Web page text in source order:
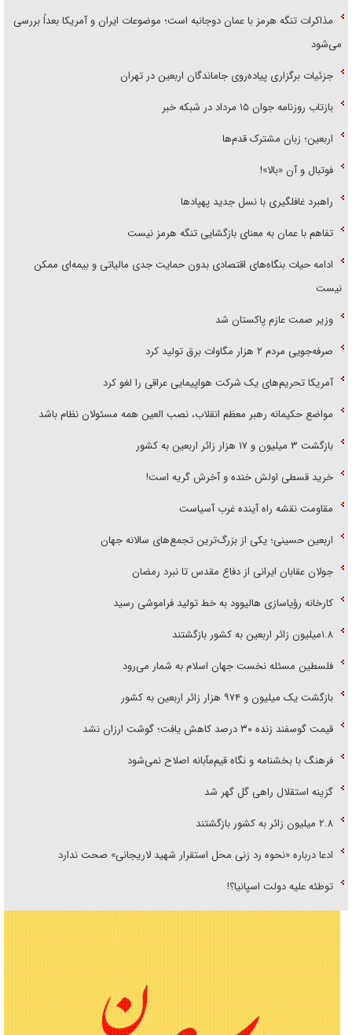
مذاکرات تنگه هرمز با عمان دوجانبه است؛ موضوعات ایران و آمریکا بعداً بررسی
می‌شود
جزئیات برگزاری پیاده‌روی جاماندگان اربعین در تهران
بازتاب روزنامه جوان ۱۵ مرداد در شبکه خبر
اربعین؛ زبان مشترک قدم‌ها
فوتبال و آن «بالا»!
راهبرد غافلگیری با نسل جدید پهپاد‌ها
تفاهم با عمان به معنای بازگشایی تنگه هرمز نیست
ادامه حیات بنگاه‌های اقتصادی بدون حمایت جدی مالیاتی و بیمه‌ای ممکن
نیست
وزیر صمت عازم پاکستان شد
صرفه‌جویی مردم ۲ هزار مگاوات برق تولید کرد
آمریکا تحریم‌های یک شرکت هواپیمایی عراقی را لغو کرد
مواضع حکیمانه رهبر معظم انقلاب، نصب العین همه مسئولان نظام باشد
بازگشت ۳ میلیون و ۱۷ هزار زائر اربعین به کشور
خرید قسطی اولش خنده و آخرش گریه است!
مقاومت نقشه راه آینده غرب آسیاست
اربعین حسینی؛ یکی از بزرگ‌ترین تجمع‌های سالانه جهان
جولان عقابان ایرانی از دفاع مقدس تا نبرد رمضان
کارخانه رؤیاسازی هالیوود به خط تولید فراموشی رسید
۱.۸میلیون زائر اربعین به کشور بازگشتند
فلسطین مسئله نخست جهان اسلام به شمار می‌رود
بازگشت یک میلیون و ۹۷۴ هزار زائر اربعین به کشور
قیمت گوسفند زنده ۳۰ درصد کاهش یافت؛ گوشت ارزان نشد
فرهنگ با بخشنامه و نگاه قیم‌مآبانه اصلاح نمی‌شود
گزینه استقلال راهی گل گهر شد
۲.۸ میلیون زائر به کشور بازگشتند
ادعا درباره «نحوه رد زنی محل استقرار شهید لاریجانی» صحت ندارد
توطئه علیه دولت اسپانیا؟!